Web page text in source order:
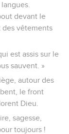
devant le
des vêtements
est assis sur le
sauvent. »
autour des
le front
Dieu.
sagesse,
toujours !